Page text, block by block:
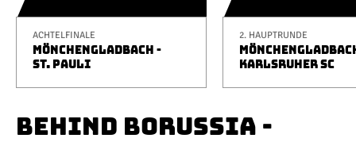
ACHTELFINALE
MÖNCHENGLADBACH -
ST. PAULI
2. HAUPTRUNDE
KARLSRUHER SC
BEHIND BORUSSIA -